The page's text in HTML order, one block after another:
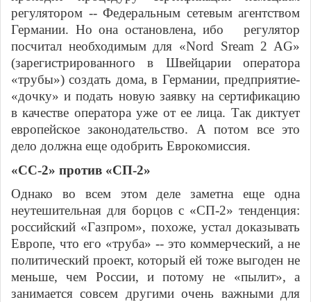
регулятором -- Федеральным сетевым агентством
Германии. Но она остановлена, ибо регулятор
посчитал необходимым для «Nord Sream 2 AG»
(зарегистрированного в Швейцарии оператора
«трубы») создать дома, в Германии, предприятие-
«дочку» и подать новую заявку на сертификацию
в качестве оператора уже от ее лица. Так диктует
европейское законодательство. А потом все это
дело должна еще одобрить Еврокомиссия.
«СС-2» против «СП-2»
Однако во всем этом деле заметна еще одна
неутешительная для борцов с «СП-2» тенденция:
российский «Газпром», похоже, устал доказывать
Европе, что его «труба» -- это коммерческий, а не
политический проект, который ей тоже выгоден не
меньше, чем России, и потому не «пылит», а
занимается совсем другими очень важными для